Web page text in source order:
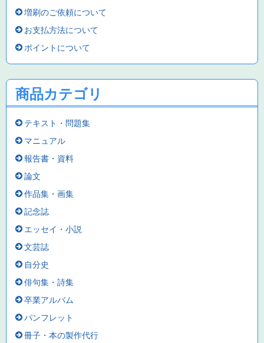
増刷のご依頼について
お支払方法について
ポイントについて
商品カテゴリ
テキスト・問題集
マニュアル
報告書・資料
論文
作品集・画集
記念誌
エッセイ・小説
文芸誌
自分史
俳句集・詩集
卒業アルバム
パンフレット
冊子・本の製作代行